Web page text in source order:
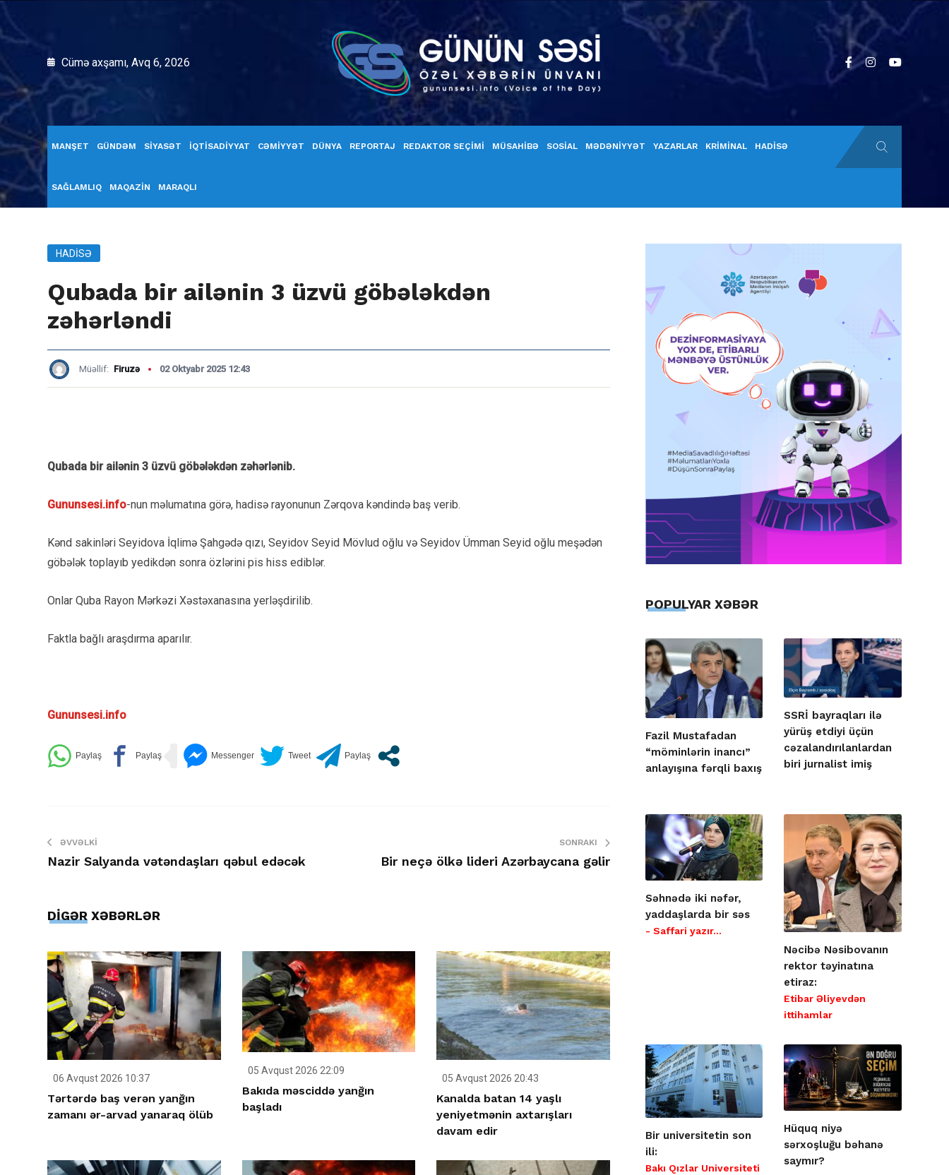
Cümə axşamı, Avq 6, 2026
MANŞET GÜNDƏM SİYASƏT İQTİSADİYYAT CƏMİYYƏT DÜNYA REPORTAJ REDAKTOR SEÇİMİ MÜSAHİBƏ SOSİAL MƏDƏNİYYƏT YAZARLAR KRİMİNAL HADİSƏ
SAĞLAMLIQ MAQAZİN MARAQLI
HADISƏ
Qubada bir ailənin 3 üzvü göbələkdən
zəhərləndi
Müəllif: Firuzə 02 Oktyabr 2025 12:43
Qubada bir ailənin 3 üzvü göbələkdən zəhərlənib.
Gununsesi.info-nun məlumatına görə, hadisə rayonunun Zərqova kəndində baş verib.
Kənd sakinləri Seyidova İqlimə Şahgədə qızı, Seyidov Seyid Mövlud oğlu və Seyidov Ümman Seyid oğlu meşədən
göbələk toplayıb yedikdən sonra özlərini pis hiss ediblər.
Onlar Quba Rayon Mərkəzi Xəstəxanasına yerləşdirilib.
Faktla bağlı araşdırma aparılır.
Gununsesi.info
ƏVVƏLKI
Nazir Salyanda vətəndaşları qəbul edəcək
SONRAKI
Bir neçə ölkə lideri Azərbaycana gəlir
DİGƏR XƏBƏRLƏR
06 Avqust 2026 10:37
Tərtərdə baş verən yanğın
zamanı ər-arvad yanaraq ölüb
05 Avqust 2026 22:09
Bakıda məsciddə yanğın
başladı
05 Avqust 2026 20:43
Kanalda batan 14 yaşlı
yeniyetmənin axtarışları
davam edir
POPULYAR XƏBƏR
Fazil Mustafadan
“möminlərin inancı”
anlayışına fərqli baxış
SSRİ bayraqları ilə
yürüş etdiyi üçün
cəzalandırılanlardan
biri jurnalist imiş
Səhnədə iki nəfər,
yaddaşlarda bir səs
- Saffari yazır…
Nəcibə Nəsibovanın
rektor təyinatına
etiraz:
Etibar Əliyevdən
ittihamlar
Bir universitetin son
ili:
Bakı Qızlar Universiteti
Hüquq niyə
sərxoşluğu bəhanə
saymır?